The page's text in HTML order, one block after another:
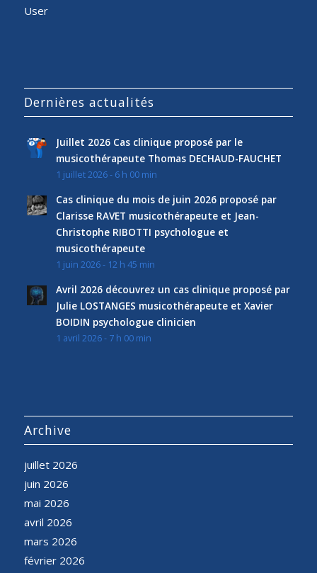
User
Dernières actualités
Juillet 2026 Cas clinique proposé par le
musicothérapeute Thomas DECHAUD-FAUCHET
1 juillet 2026 - 6 h 00 min
Cas clinique du mois de juin 2026 proposé par
Clarisse RAVET musicothérapeute et Jean-
Christophe RIBOTTI psychologue et
musicothérapeute
1 juin 2026 - 12 h 45 min
Avril 2026 découvrez un cas clinique proposé par
Julie LOSTANGES musicothérapeute et Xavier
BOIDIN psychologue clinicien
1 avril 2026 - 7 h 00 min
Archive
juillet 2026
juin 2026
mai 2026
avril 2026
mars 2026
février 2026